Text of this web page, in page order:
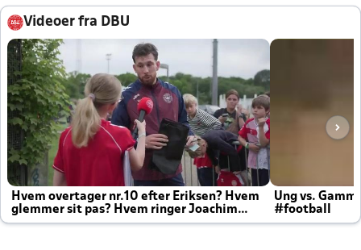
Videoer fra DBU
Hvem overtager nr.10 efter Eriksen? Hvem
glemmer sit pas? Hvem ringer Joachim
altid til efter kampe?
Ung vs.
#football